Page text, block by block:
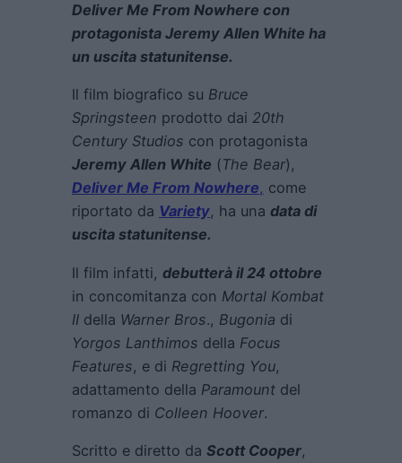
Deliver Me From Nowhere con
protagonista Jeremy Allen White ha
un uscita statunitense.
Il film biografico su Bruce
Springsteen prodotto dai 20th
Century Studios con protagonista
Jeremy Allen White (The Bear),
Deliver Me From Nowhere, come
riportato da Variety, ha una data di
uscita statunitense.
Il film infatti, debutterà il 24 ottobre
in concomitanza con Mortal Kombat
II della Warner Bros., Bugonia di
Yorgos Lanthimos della Focus
Features, e di Regretting You,
adattamento della Paramount del
romanzo di Colleen Hoover.
Scritto e diretto da Scott Cooper,